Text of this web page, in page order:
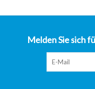
Melden Sie sich